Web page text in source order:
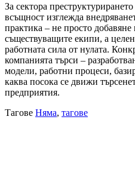
За сектора
всъщност изглежда
практика – не просто
съществуващите екипи, а
работната сила от нулата.
компанията търси –
модели, работни процеси,
каква посока се движи
предприятия.
Тагове Няма, тагове